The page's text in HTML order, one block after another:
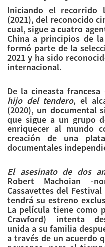
Iniciando el recorrido
(2021), del reconocido
cual, sigue a cuatro
China a principios de
formó parte de la
2021 y ha sido
internacional.
De la cineasta
hijo del tendero, el
(2020), un documental
que sigue a un grupo
enriquecer al mundo
creación de una
documentales
El asesinato de dos
Robert Machoian -
Cassavettes del
tendrá su estreno
La película tiene como
Crawford) intenta
unida a su familia
a través de un acuerdo